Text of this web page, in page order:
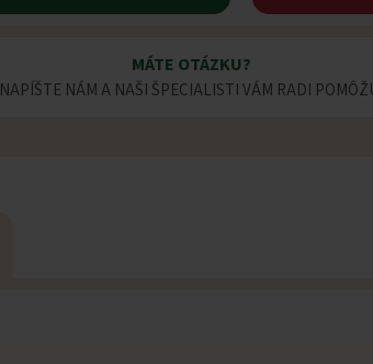
MÁTE OTÁZKU?
NAPÍŠTE NÁM A NAŠI ŠPECIALISTI VÁM RADI